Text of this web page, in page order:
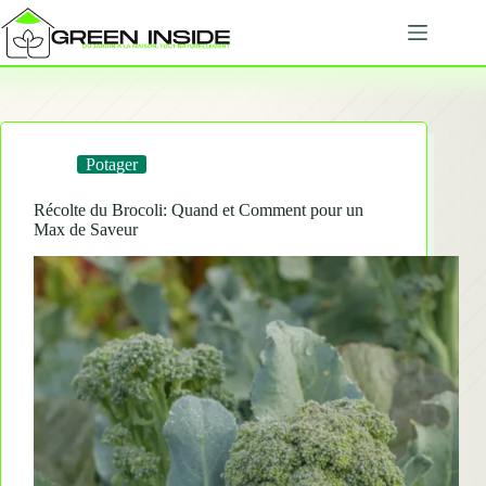
Passer
au
contenu
Potager
Récolte du Brocoli: Quand et Comment pour un
Max de Saveur